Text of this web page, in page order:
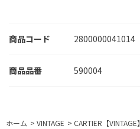
商品コード 2800000041014
590004
ホーム > VINTAGE > CARTIER【VINTAGE】